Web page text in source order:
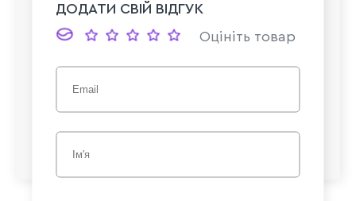
ДОДАТИ СВІЙ ВІДГУК
Оцініть товар